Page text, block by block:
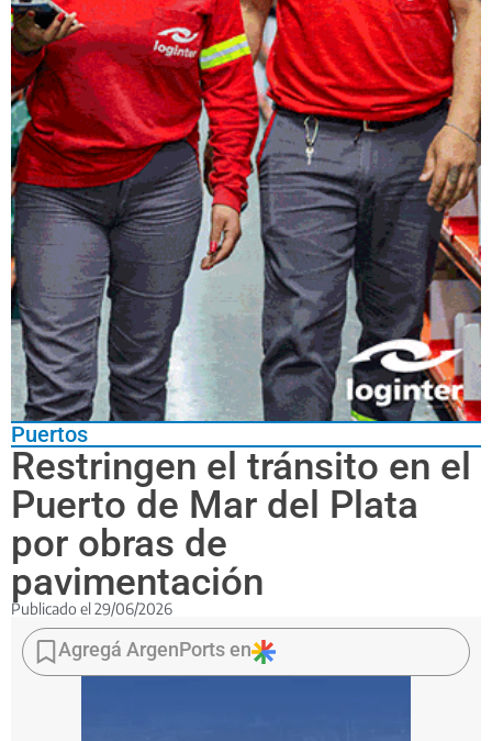
Puertos
Restringen el tránsito en el
Puerto de Mar del Plata
por obras de
pavimentación
Publicado el 29/06/2026
Los
cortes
vehiculares
Agregá ArgenPorts en